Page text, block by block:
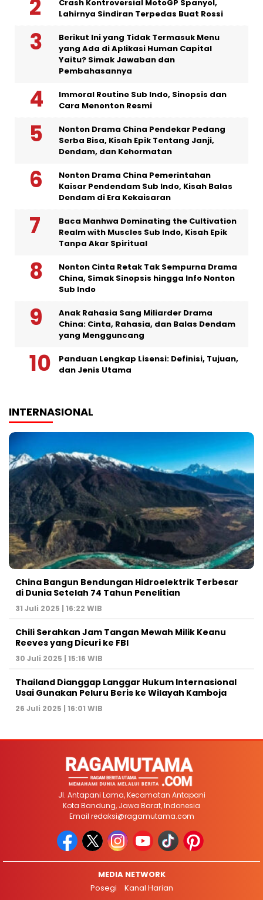
Crash Kontroversial MotoGP Spanyol,
Lahirnya Sindiran Terpedas Buat Rossi
Berikut Ini yang Tidak Termasuk Menu
yang Ada di Aplikasi Human Capital
Yaitu? Simak Jawaban dan
Pembahasannya
Immoral Routine Sub Indo, Sinopsis dan
Cara Menonton Resmi
Nonton Drama China Pendekar Pedang
Serba Bisa, Kisah Epik Tentang Janji,
Dendam, dan Kehormatan
Nonton Drama China Pemerintahan
Kaisar Pendendam Sub Indo, Kisah Balas
Dendam di Era Kekaisaran
Baca Manhwa Dominating the Cultivation
Realm with Muscles Sub Indo, Kisah Epik
Tanpa Akar Spiritual
Nonton Cinta Retak Tak Sempurna Drama
China, Simak Sinopsis hingga Info Nonton
Sub Indo
Anak Rahasia Sang Miliarder Drama
China: Cinta, Rahasia, dan Balas Dendam
yang Mengguncang
Panduan Lengkap Lisensi: Definisi, Tujuan,
dan Jenis Utama
INTERNASIONAL
China Bangun Bendungan Hidroelektrik Terbesar
di Dunia Setelah 74 Tahun Penelitian
31 Juli 2025 | 16:22 WIB
Chili Serahkan Jam Tangan Mewah Milik Keanu
Reeves yang Dicuri ke FBI
30 Juli 2025 | 15:16 WIB
Thailand Dianggap Langgar Hukum Internasional
Usai Gunakan Peluru Beris ke Wilayah Kamboja
26 Juli 2025 | 16:01 WIB
Jl. Antapani Lama, Kecamatan Antapani
Kota Bandung, Jawa Barat, Indonesia
Email redaksi@ragamutama.com
MEDIA NETWORK
Posegi
Kanal Harian